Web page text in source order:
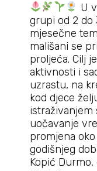
U
grupi od 2 do
mjesečne
mališani se
proljeća. Cilj
aktivnosti i
uzrastu, na
kod djece
istraživanjem
uočavanje
promjena
godišnjeg
Kopić